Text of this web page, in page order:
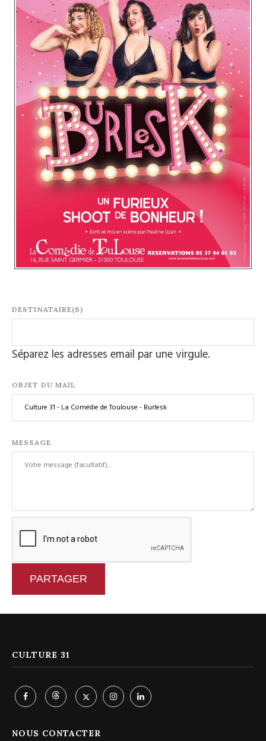
DESTINATAIRE(S)
Séparez les adresses email par une virgule.
OBJET DU MAIL
MESSAGE
PARTAGER
CULTURE 31
NOUS CONTACTER